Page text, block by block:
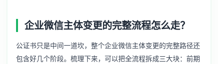
企业微信主体变更的完整流程怎么走？
公证书只是中间一道坎，整个企业微信主体变更的完整路径还
包含好几个阶段。梳理下来，可以把全流程拆成三大块：前期